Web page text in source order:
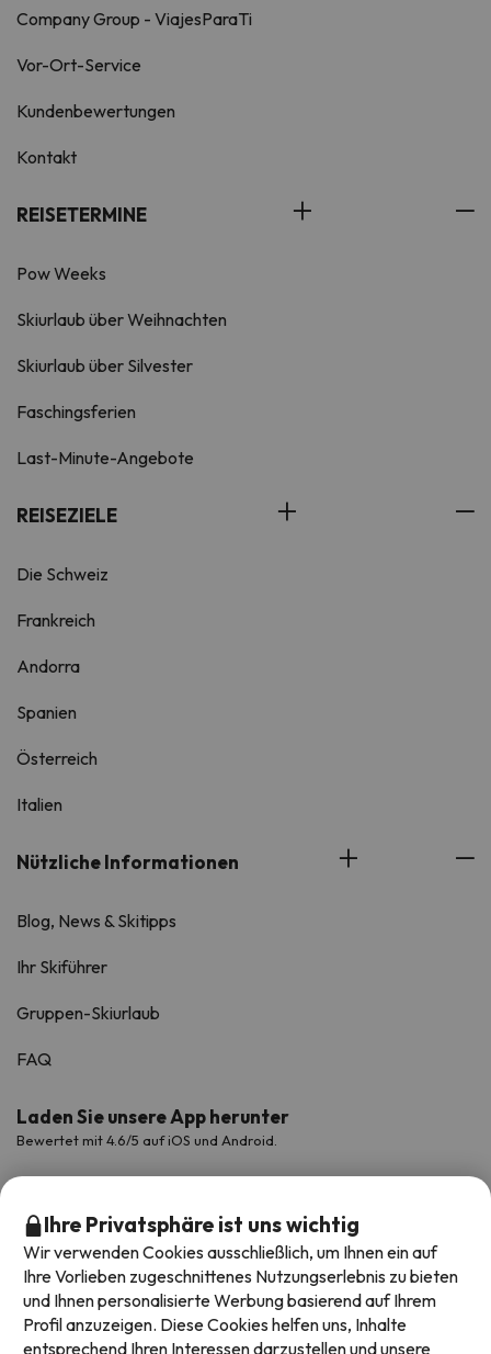
Company Group - ViajesParaTi
Vor-Ort-Service
Kundenbewertungen
Kontakt
REISETERMINE
Pow Weeks
Skiurlaub über Weihnachten
Skiurlaub über Silvester
Faschingsferien
Last-Minute-Angebote
REISEZIELE
Die Schweiz
Frankreich
Andorra
Spanien
Österreich
Italien
Nützliche Informationen
Blog, News & Skitipps
Ihr Skiführer
Gruppen-Skiurlaub
FAQ
Laden Sie unsere App herunter
Bewertet mit 4.6/5 auf iOS und Android.
Ihre Privatsphäre ist uns wichtig
Wir verwenden Cookies ausschließlich, um Ihnen ein auf
Ihre Vorlieben zugeschnittenes Nutzungserlebnis zu bieten
und Ihnen personalisierte Werbung basierend auf Ihrem
Profil anzuzeigen. Diese Cookies helfen uns, Inhalte
entsprechend Ihren Interessen darzustellen und unsere